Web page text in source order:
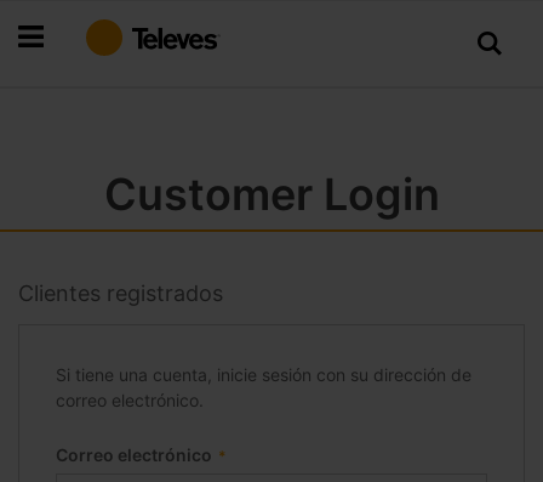
al
Customer Login
Clientes registrados
Si tiene una cuenta, inicie sesión con su dirección de
correo electrónico.
Correo electrónico